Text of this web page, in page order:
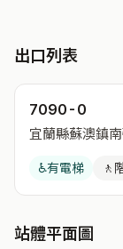
出口列表
7090-0
宜蘭縣蘇澳鎮
♿有電梯 🚶
站體平面圖